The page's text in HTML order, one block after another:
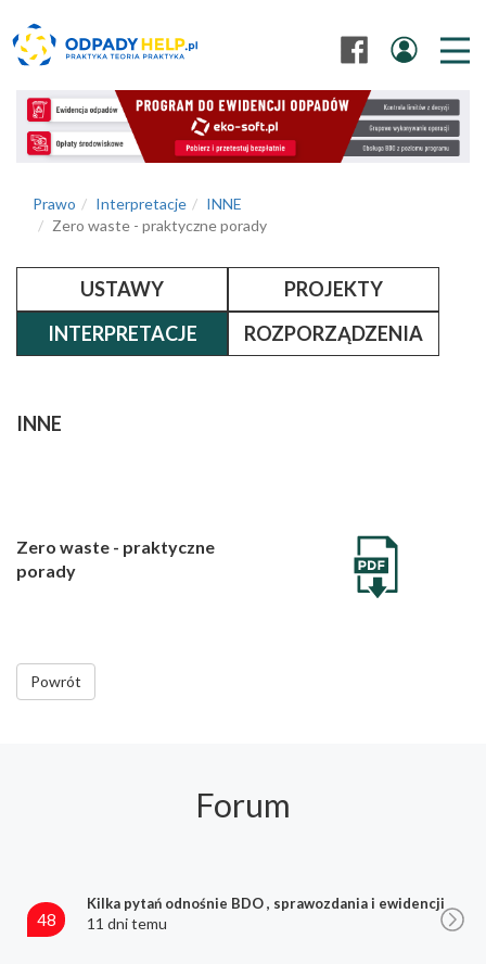
Prawo Interpretacje
INNE
Zero waste - praktyczne porady
USTAWY
PROJEKTY
INTERPRETACJE
ROZPORZĄDZENIA
INNE
Zero waste - praktyczne
porady
Powrót
Forum
48
Kilka pytań odnośnie BDO , sprawozdania i ewidencji
11 dni temu